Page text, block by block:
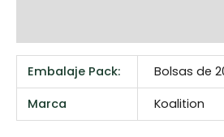
Embalaje Pack:
Bolsas de
Marca
Koalition